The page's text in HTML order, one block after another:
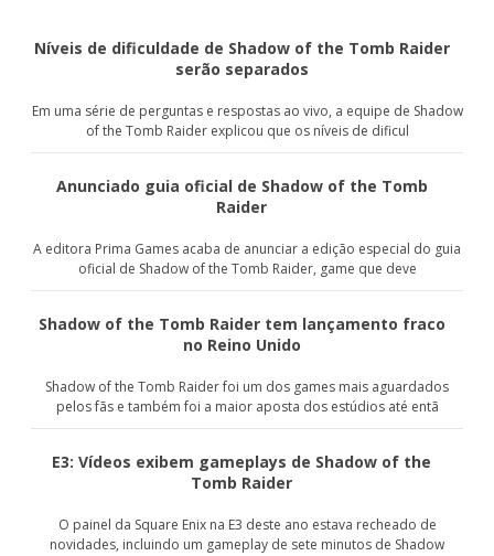
Níveis de dificuldade de Shadow of the Tomb Raider
serão separados
Em uma série de perguntas e respostas ao vivo, a equipe de Shadow
of the Tomb Raider explicou que os níveis de dificul
Anunciado guia oficial de Shadow of the Tomb
Raider
A editora Prima Games acaba de anunciar a edição especial do guia
oficial de Shadow of the Tomb Raider, game que deve
Shadow of the Tomb Raider tem lançamento fraco
no Reino Unido
Shadow of the Tomb Raider foi um dos games mais aguardados
pelos fãs e também foi a maior aposta dos estúdios até entã
E3: Vídeos exibem gameplays de Shadow of the
Tomb Raider
O painel da Square Enix na E3 deste ano estava recheado de
novidades, incluindo um gameplay de sete minutos de Shadow